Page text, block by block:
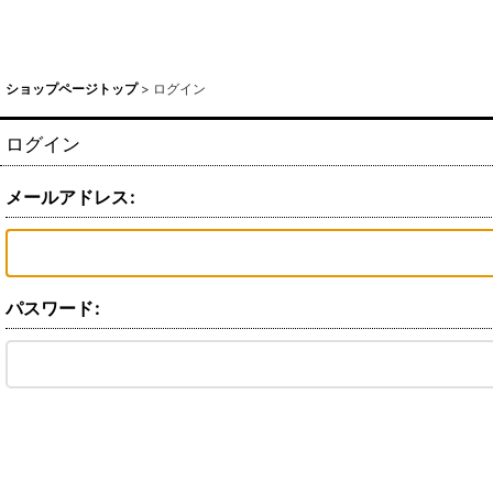
ショップページトップ > ログイン
ログイン
メールアドレス:
パスワード: